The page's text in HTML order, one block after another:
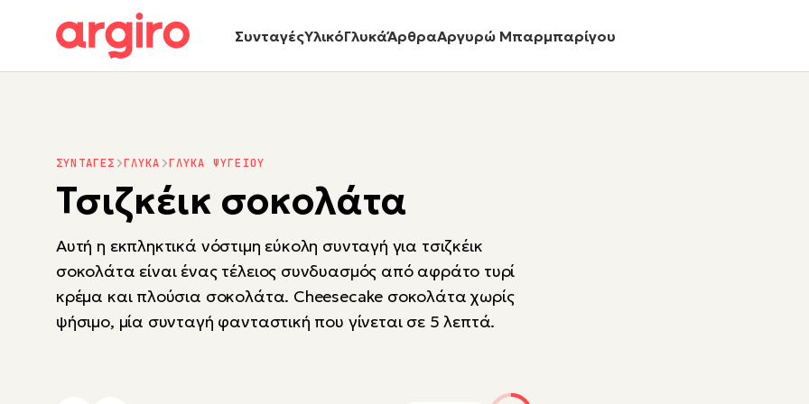
ΣυνταγέςΥλικόΓλυκάΆρθραΑργυρώ Μπαρμπαρίγου
ΣΥΝΤΑΓΕΣ ΓΛΥΚΑ ΓΛΥΚΑ ΨΥΓΕΙΟΥ
Τσιζκέικ σοκολάτα
Αυτή η εκπληκτικά νόστιμη εύκολη συνταγή για τσιζκέικ
σοκολάτα είναι ένας τέλειος συνδυασμός από αφράτο τυρί
κρέμα και πλούσια σοκολάτα. Cheesecake σοκολάτα χωρίς
ψήσιμο, μία συνταγή φανταστική που γίνεται σε 5 λεπτά.